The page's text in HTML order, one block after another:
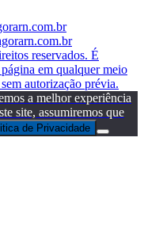
reservados. É
em qualquer meio
autorização prévia.
a melhor experiência
site, assumiremos que
de Privacidade